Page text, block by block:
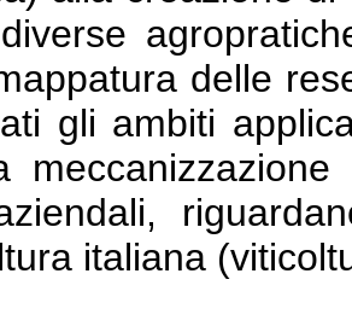
delle
gli ambiti
italiana